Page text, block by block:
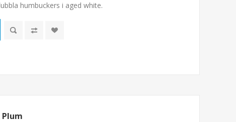
humbuckers i aged white.
Plum